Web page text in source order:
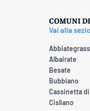
COMUNI
Vai alla
Albairate
Besate
Bubbiano
Cassinetta
Cisliano